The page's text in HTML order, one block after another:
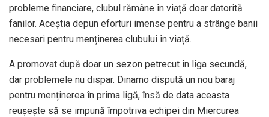
probleme financiare, clubul rămâne în viață doar datorită
fanilor. Aceștia depun eforturi imense pentru a strânge banii
necesari pentru menținerea clubului în viață.
A promovat după doar un sezon petrecut în liga secundă,
dar problemele nu dispar. Dinamo dispută un nou baraj
pentru menținerea în prima ligă, însă de data aceasta
reușește să se impună împotriva echipei din Miercurea